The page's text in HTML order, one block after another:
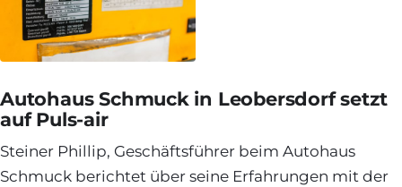
Autohaus Schmuck in Leobersdorf setzt
auf Puls-air
Steiner Phillip, Geschäftsführer beim Autohaus
Schmuck berichtet über seine Erfahrungen mit der